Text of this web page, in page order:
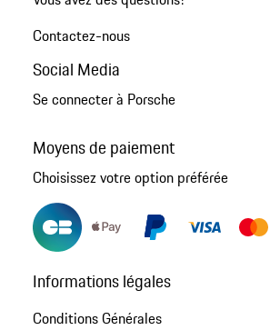
Contactez-nous
Social Media
Se connecter à Porsche
Moyens de paiement
Choisissez votre option préférée
Informations légales
Conditions Générales